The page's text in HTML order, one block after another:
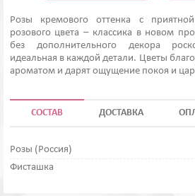
Розы кремового оттенка с
розового цвета – классика в новом
без дополнительного декора
идеальная в каждой детали. Цветы
ароматом и дарят ощущение покоя и
СОСТАВ ДОСТАВКА
Розы (Россия)
Фисташка